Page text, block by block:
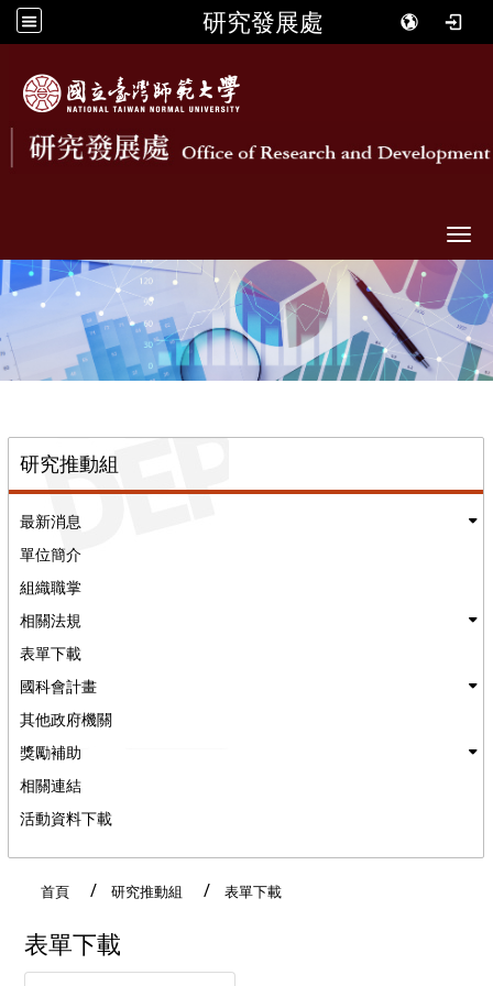
研究發展處
研究推動組
最新消息
單位簡介
組織職掌
相關法規
表單下載
國科會計畫
其他政府機關
獎勵補助
相關連結
活動資料下載
首頁 研究推動組 表單下載
表單下載